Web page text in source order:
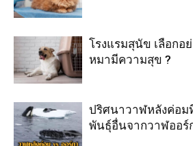
โรงแรมสุนัข เลือกอ
หมามีความสุข ?
ปริศนาวาฬหลังค่อม
พันธุ์อื่นจากวาฬออร์